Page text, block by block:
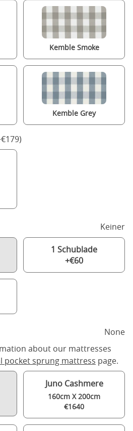
Kemble Smoke
Kemble Grey
Keiner
1 Schublade
+€60
None
about our mattresses
pocket sprung mattress page.
Juno Cashmere
160cm X 200cm
€1640